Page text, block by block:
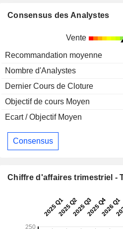
Consensus des Analystes
Vente
Recommandation moyenne
Nombre d'Analystes
Dernier Cours de Cloture
Objectif de cours Moyen
Ecart / Objectif Moyen
Consensus
Chiffre d'affaires trimestriel -